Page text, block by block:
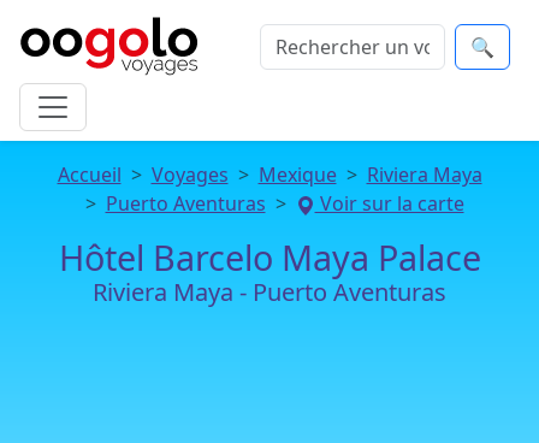
🔍
Accueil Voyages Mexique
Riviera Maya
Puerto Aventuras
Voir sur la carte
Hôtel Barcelo Maya Palace
Riviera Maya - Puerto Aventuras